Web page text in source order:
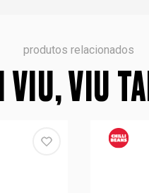
produtos relacionados
VIU, VIU